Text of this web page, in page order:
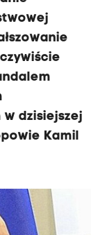
w dzisiejszej
Kamil